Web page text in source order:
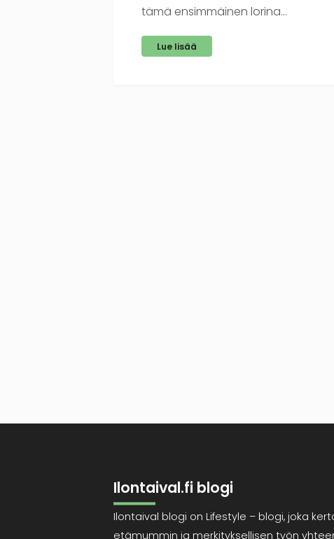
tämä ensimmäinen lorina…
Lue lisää
Ilontaival.fi blogi
Ilontaival blogi on Lifestyle – blogi, joka
etämummin ja merkityksellisen työn